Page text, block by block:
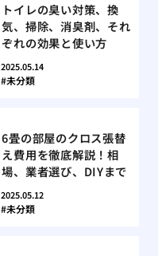
トイレの臭い対策、換
気、掃除、消臭剤、それ
ぞれの効果と使い方
2025.05.14
未分類
6畳の部屋のクロス張替
え費用を徹底解説！相
場、業者選び、DIYまで
2025.05.12
未分類